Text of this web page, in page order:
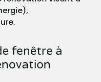
fenêtre à